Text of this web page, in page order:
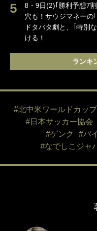
8・9日(2)｢勝利予想7
穴も！サウジマネーの
ドタバタ劇と、｢特別
ける！
ランキ
#北中米ワールドカッ
#日本サッカー協会
#ゲンク
#バ
#なでしこジャ